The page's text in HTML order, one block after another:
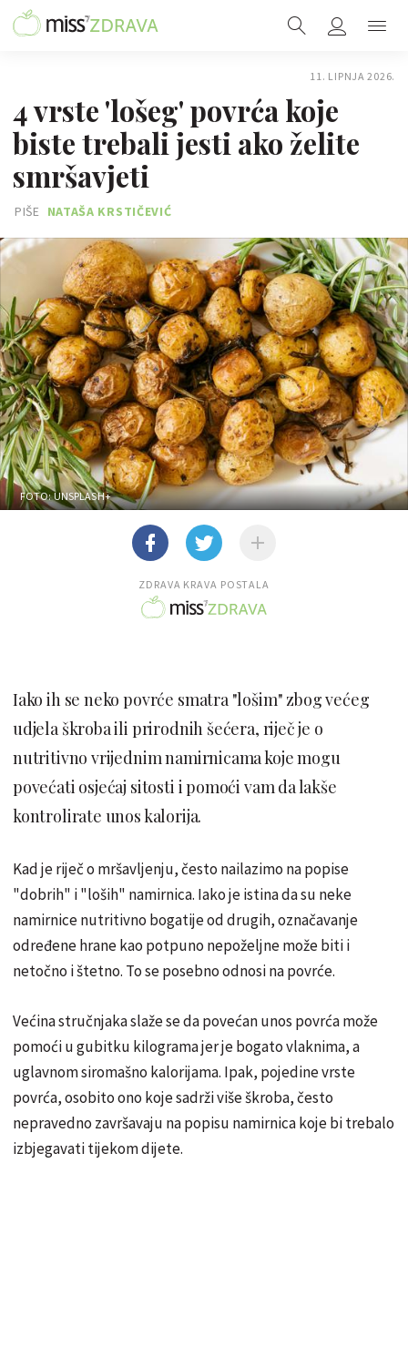
11. LIPNJA 2026.
4 vrste 'lošeg' povrća koje
biste trebali jesti ako želite
smršavjeti
PIŠE NATAŠA KRSTIČEVIĆ
FOTO: UNSPLASH+
ZDRAVA KRAVA POSTALA
Iako ih se neko povrće smatra "lošim" zbog većeg
udjela škroba ili prirodnih šećera, riječ je o
nutritivno vrijednim namirnicama koje mogu
povećati osjećaj sitosti i pomoći vam da lakše
kontrolirate unos kalorija.
Kad je riječ o mršavljenju, često nailazimo na popise
"dobrih" i "loših" namirnica. Iako je istina da su neke
namirnice nutritivno bogatije od drugih, označavanje
određene hrane kao potpuno nepoželjne može biti i
netočno i štetno. To se posebno odnosi na povrće.
Većina stručnjaka slaže se da povećan unos povrća može
pomoći u gubitku kilograma jer je bogato vlaknima, a
uglavnom siromašno kalorijama. Ipak, pojedine vrste
povrća, osobito ono koje sadrži više škroba, često
nepravedno završavaju na popisu namirnica koje bi trebalo
izbjegavati tijekom dijete.